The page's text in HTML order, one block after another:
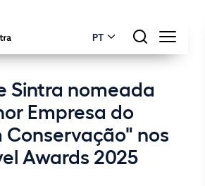
PT
Sintra nomeada
Empresa do
Conservação" nos
Awards 2025